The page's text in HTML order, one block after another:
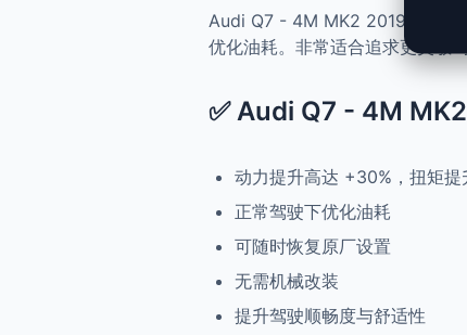
Audi Q7 - 4M MK2 2019 et + S
优化油耗。非常适合追求更灵敏
✅ Audi Q7 - 4M
动力提升高达 +30%，扭矩提
正常驾驶下优化油耗
可随时恢复原厂设置
无需机械改装
提升驾驶顺畅度与舒适性